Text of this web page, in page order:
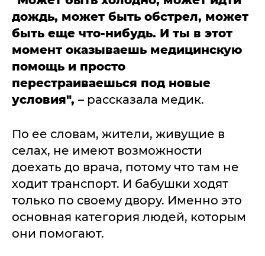
дождь, может быть обстрел, может
быть еще что-нибудь. И ты в этот
момент оказываешь медицинскую
помощь и просто
перестраиваешься под новые
условия", – рассказала медик.
По ее словам, жители, живущие в
селах, не имеют возможности
доехать до врача, потому что там не
ходит транспорт. И бабушки ходят
только по своему двору. Именно это
основная категория людей, которым
они помогают.